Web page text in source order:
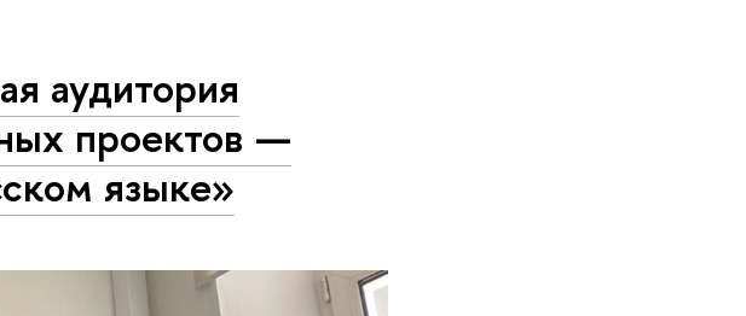
аудитория
проектов —
языке»